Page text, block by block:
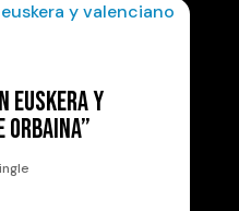
EUSKERA Y
ORBAINA”